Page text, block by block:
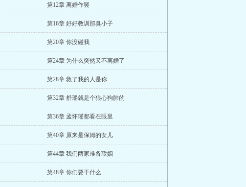
第12章 离婚作罢
第16章 好好教训那臭小子
第20章 你没碰我
第24章 为什么突然又不离婚了
第28章 救了我的人是你
第32章 舒瑶就是个狼心狗肺的
第36章 孟怀瑾都看在眼里
第40章 原来是保姆的女儿
第44章 我们两家准备联姻
第48章 你们要干什么